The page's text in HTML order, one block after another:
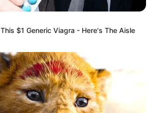
JARDIN DES EAUX
$1 Generic Viagra - Here's The Aisle